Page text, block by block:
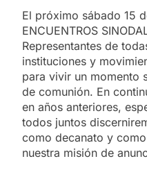
El próximo sábado 15
ENCUENTROS
Representantes de
instituciones y
para vivir un momento
de comunión. En
en años anteriores,
todos juntos
como decanato y
nuestra misión de